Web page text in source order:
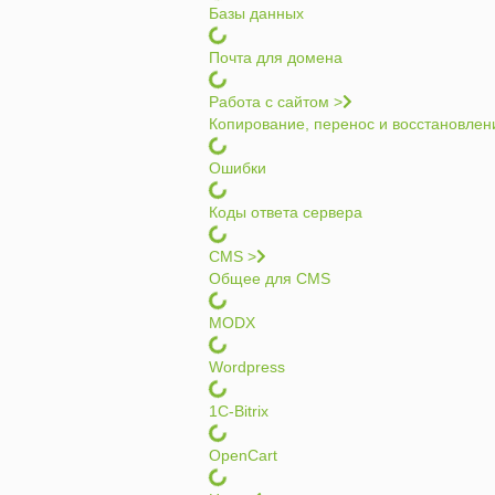
Базы данных
Почта для домена
Работа с сайтом >
Копирование, перенос и
Ошибки
Коды ответа сервера
CMS >
Общее для CMS
MODX
Wordpress
1C-Bitrix
OpenCart